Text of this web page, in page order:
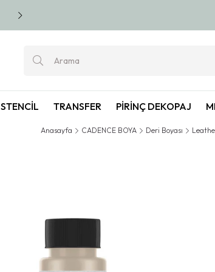
🚚 1000 TL ve Üzeri Alışverişlerde KARGO BEDAVA
STENCIL TRANSFER PIRINÇ DEKOPAJ
Anasayfa CADENCE BOYA Deri Boyası